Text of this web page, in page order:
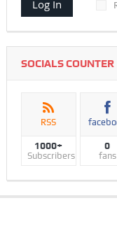
Log In
SOCIALS COUNTER
RSS
1000+
Subscribers
0
fans